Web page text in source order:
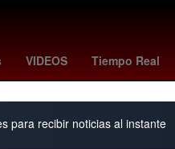
VIDEOS Tiempo Real
leagues cup hoy Brasil
para recibir noticias al instante